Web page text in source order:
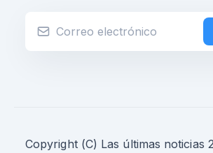
Copyright (C) Las últimas noticias